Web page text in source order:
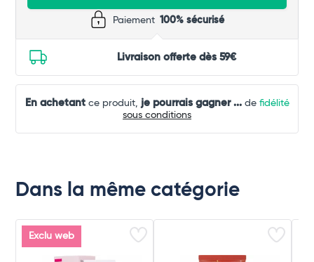
Paiement 100% sécurisé
Livraison offerte dès 59€
En achetantce produit, je pourrais gagner ...de fidélité
sous conditions
Dans la même catégorie
Exclu web